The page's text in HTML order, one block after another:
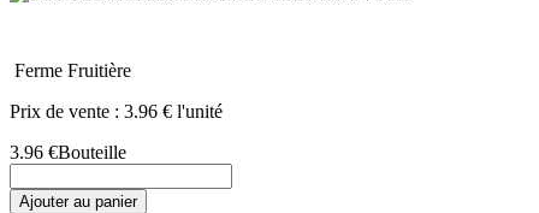
Ferme Fruitière
Prix de vente : 3.96 € l'unité
3.96 €Bouteille
Ajouter au panier